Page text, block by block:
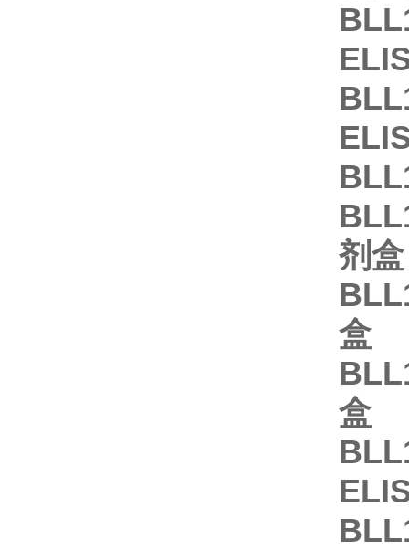
剂盒
盒
盒